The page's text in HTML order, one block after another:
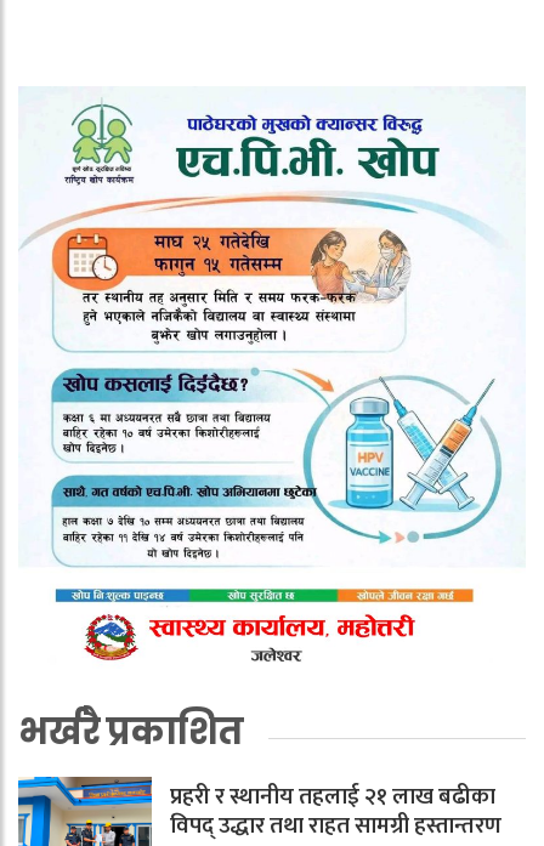
भर्खरै प्रकाशित
प्रहरी र स्थानीय तहलाई २१ लाख बढीका
विपद् उद्धार तथा राहत सामग्री हस्तान्तरण